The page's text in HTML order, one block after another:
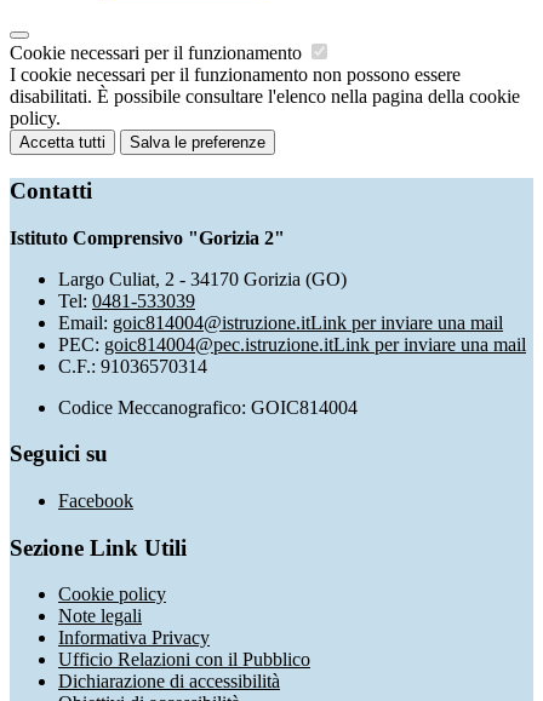
Cookie necessari per il funzionamento
I cookie necessari per il funzionamento non possono essere
disabilitati. È possibile consultare l'elenco nella pagina della cookie
policy.
Accetta tutti Salva le preferenze
Contatti
Istituto Comprensivo "Gorizia 2"
Largo Culiat, 2 - 34170 Gorizia (GO)
Tel: 0481-533039
Email: goic814004@istruzione.itLink per inviare una mail
PEC: goic814004@pec.istruzione.itLink per inviare una mail
C.F.: 91036570314
Codice Meccanografico: GOIC814004
Seguici su
Facebook
Sezione Link Utili
Cookie policy
Note legali
Informativa Privacy
Ufficio Relazioni con il Pubblico
Dichiarazione di accessibilità